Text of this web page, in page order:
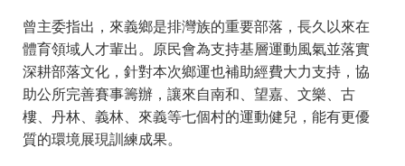
曾主委指出，來義鄉是排灣族的重要部落，長久以來在
體育領域人才輩出。原民會為支持基層運動風氣並落實
深耕部落文化，針對本次鄉運也補助經費大力支持，協
助公所完善賽事籌辦，讓來自南和、望嘉、文樂、古
樓、丹林、義林、來義等七個村的運動健兒，能有更優
質的環境展現訓練成果。